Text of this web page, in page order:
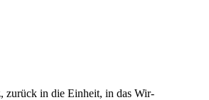
zurück in die Einheit, in das Wir-